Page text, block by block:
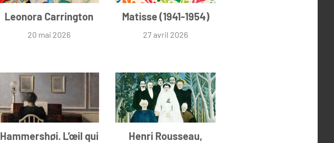
Leonora Carrington
20 mai 2026
Matisse (1941-1954)
27 avril 2026
Hammershøi. L’œil qui
Henri Rousseau,